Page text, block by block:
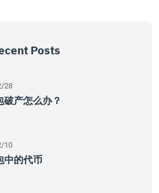
Posts
28
破产怎么办？
10
中的代币